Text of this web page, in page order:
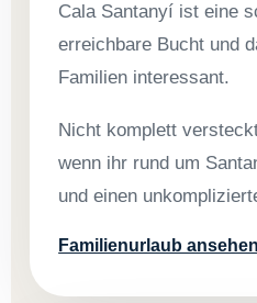
Cala Santanyí ist eine
erreichbare Bucht und
Familien interessant.
Nicht komplett
wenn ihr rund um
und einen
Familienurlaub